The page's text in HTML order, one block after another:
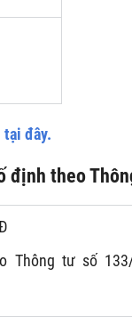
tại đây.
định theo
Thông tư số